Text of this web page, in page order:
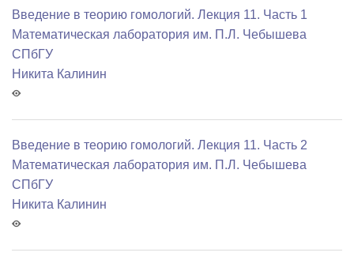
Введение в теорию гомологий. Лекция 11. Часть 1
Математичеcкая лаборатория им. П.Л. Чебышева
СПбГУ
Никита Калинин
Введение в теорию гомологий. Лекция 11. Часть 2
Математичеcкая лаборатория им. П.Л. Чебышева
СПбГУ
Никита Калинин